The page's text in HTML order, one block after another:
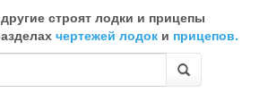
строят лодки и прицепы
чертежей лодок и прицепов.